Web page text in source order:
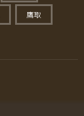
鷹取